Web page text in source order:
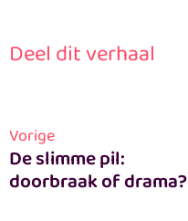
Deel dit verhaal
Vorige
De slimme pil:
doorbraak of drama?